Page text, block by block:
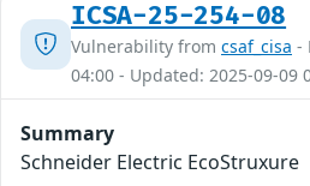
ICSA-25-254-08
Vulnerability from csaf_cisa -
04:00 - Updated: 2025-09-09
Summary
Schneider Electric EcoStruxure